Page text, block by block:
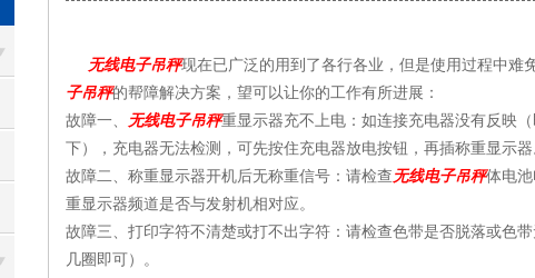
无线电子吊秤现在已广泛的用到了各行各业，但是使用过程中难
子吊秤的帮障解决方案，望可以让你的工作有所进展：
故障一、 无线电子吊秤重显示器充不上电：如连接充电器没有反映
下），充电器无法检测，可先按住充电器放电按钮，再插称重显示器
故障二、称重显示器开机后无称重信号：请检查无线电子吊秤体电
重显示器频道是否与发射机相对应。
故障三、打印字符不清楚或打不出字符：请检查色带是否脱落或色
几圈即可）。